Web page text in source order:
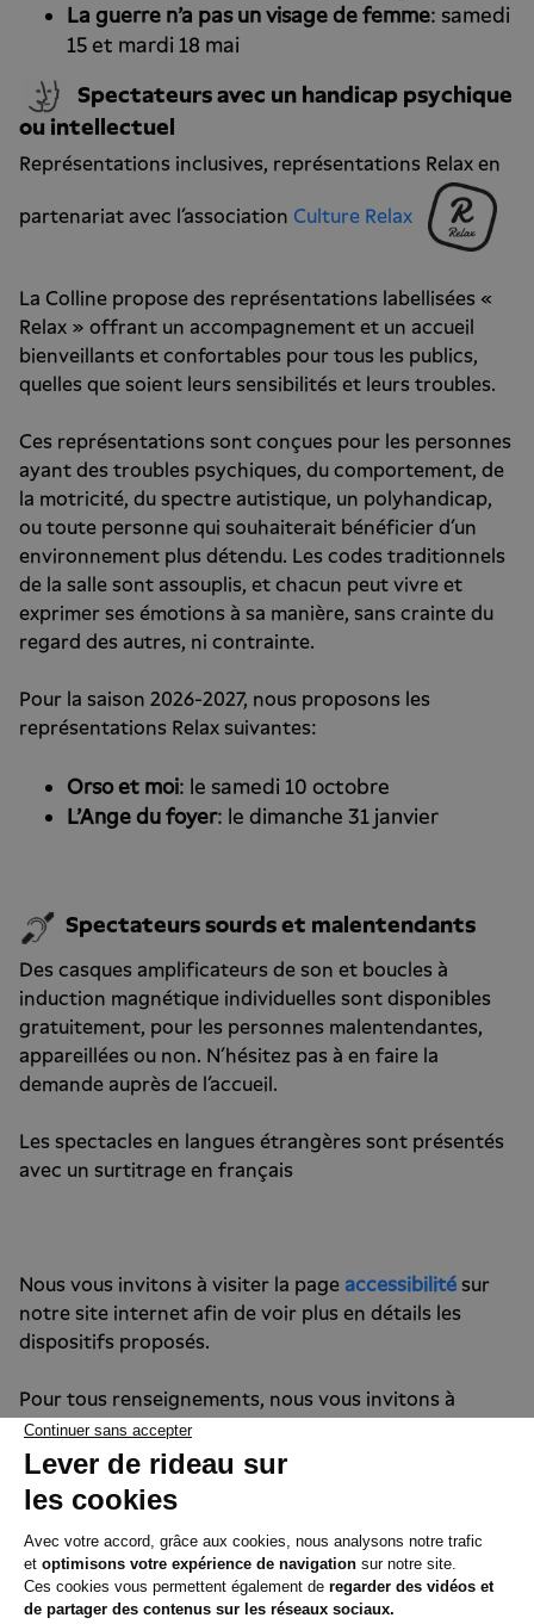
La guerre n'a pas un visage de femme: samedi
15 et mardi 18 mai
Spectateurs avec un handicap psychique
ou intellectuel
Représentations inclusives, représentations Relax en
partenariat avec l’association Culture Relax
La Colline propose des représentations labellisées «
Relax » offrant un accompagnement et un accueil
bienveillants et confortables pour tous les publics,
quelles que soient leurs sensibilités et leurs troubles.
Ces représentations sont conçues pour les personnes
ayant des troubles psychiques, du comportement, de
la motricité, du spectre autistique, un polyhandicap,
ou toute personne qui souhaiterait bénéficier d’un
environnement plus détendu. Les codes traditionnels
de la salle sont assouplis, et chacun peut vivre et
exprimer ses émotions à sa manière, sans crainte du
regard des autres, ni contrainte.
Pour la saison 2026-2027, nous proposons les
représentations Relax suivantes:
Orso et moi: le samedi 10 octobre
L'Ange du foyer: le dimanche 31 janvier
Spectateurs sourds et malentendants
Des casques amplificateurs de son et boucles à
induction magnétique individuelles sont disponibles
gratuitement, pour les personnes malentendantes,
appareillées ou non. N’hésitez pas à en faire la
demande auprès de l’accueil.
Les spectacles en langues étrangères sont présentés
avec un surtitrage en français
Nous vous invitons à visiter la page accessibilité sur
notre site internet afin de voir plus en détails les
dispositifs proposés.
Pour tous renseignements, nous vous invitons à
contacterSimon Fesselier
situation de handicap - 01 44 62 52 27